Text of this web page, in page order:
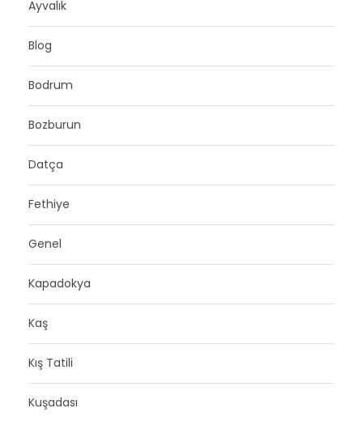
Ayvalık
Blog
Bodrum
Bozburun
Datça
Fethiye
Genel
Kapadokya
Kaş
Kış Tatili
Kuşadası